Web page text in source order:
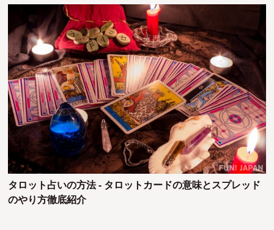
タロット占いの方法 - タロットカードの意味とスプレッド
のやり方徹底紹介